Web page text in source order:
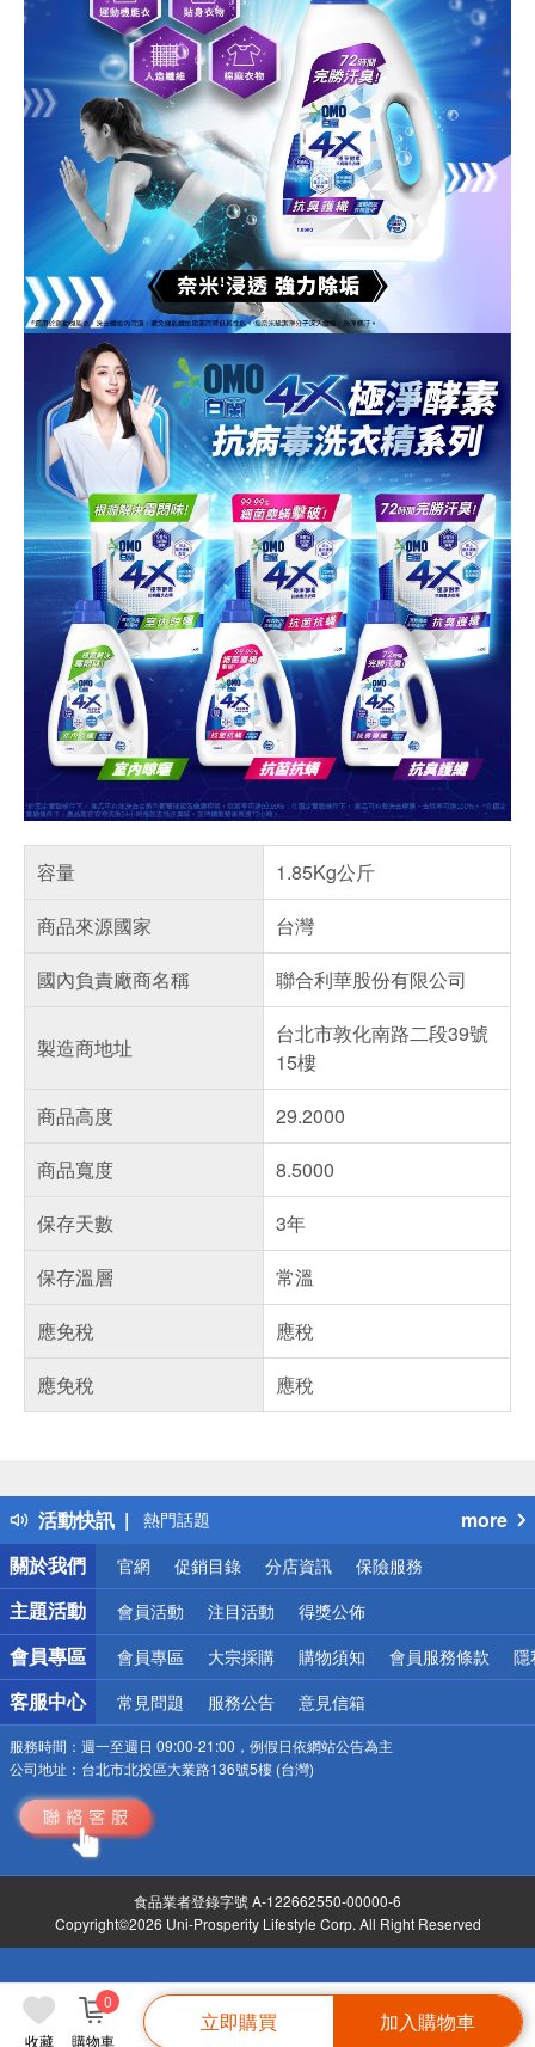
收藏 購物車
0
立即購買 加入購物車
容量
1.85Kg公斤
商品來源國家
台灣
國內負責廠商名稱
聯合利華股份有限公司
製造商地址
台北市敦化南路二段39號
15樓
商品高度
29.2000
商品寬度
8.5000
保存天數
3年
保存溫層
常溫
應免稅
應稅
應免稅
應稅
活動快訊
偏遠地區配送
熱門話題
銀行優惠
偏遠地區配送
詐騙網頁！請小心！
more
關於我們
官網 促銷目錄 分店資訊 保險服務
主題活動 會員活動 注目活動 得獎公佈
會員專區 會員專區 大宗採購 購物須知 會員服務條款 隱
客服中心 常見問題 服務公告 意見信箱
服務時間： 週一至週日 09:00-21:00，例假日依網站公告為主
公司地址： 台北市北投區大業路136號5樓 (台灣)
食品業者登錄字號 A-122662550-00000-6
Copyright©2026 Uni-Prosperity Lifestyle Corp. All Right Reserved